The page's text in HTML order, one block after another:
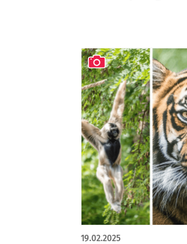
19.02.2025
artykuł z galerią zdjęć